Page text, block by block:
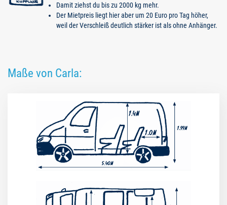
Damit ziehst du bis zu 2000 kg mehr.
Der Mietpreis liegt hier aber um 20 Euro pro Tag höher,
weil der Verschleiß deutlich stärker ist als ohne Anhänger.
Maße von Carla: